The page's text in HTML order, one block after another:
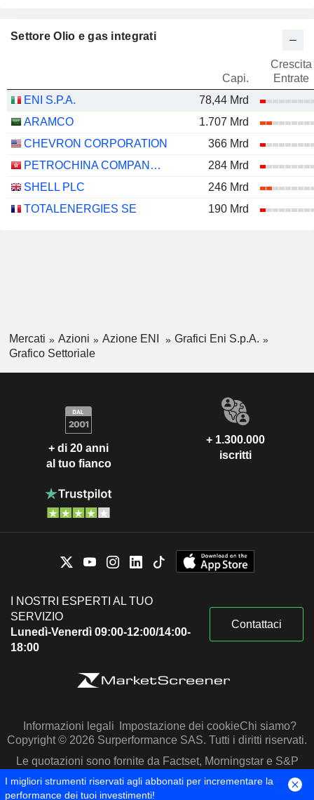
Settore Olio e gas integrati
Capi.
Crescita
Entrate
ENI S.P.A.
78,44 Mrd
ARAMCO
1.707 Mrd
CHEVRON CORPORATION
366 Mrd
PETROCHINA COMPANY LIMITED
284 Mrd
SHELL PLC
246 Mrd
TOTALENERGIES SE
190 Mrd
Mercati Azioni Azione ENI
Grafici Eni S.p.A.
Grafico Settoriale
+ di 20 anni
al tuo fianco
+ 1.300.000
iscritti
I NOSTRI ESPERTI AL TUO
SERVIZIO
Lunedì-Venerdì 09:00-12:00/14:00-
18:00
Contattaci
Informazioni legali Impostazione dei cookieChi siamo?
Copyright © 2026 Surperformance SAS. Tutti i diritti riservati.
Le quotazioni sono fornite da Factset, Morningstar e S&P
Capital IQ
I migliori strumenti riservati agli abbonati per incrementare la
performance dei tuoi investimenti!